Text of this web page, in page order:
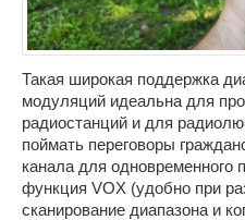
Такая широкая поддержка
модуляций идеальна для
радиостанций и для
поймать переговоры
канала для одновременного
функция VOX (удобно при
сканирование диапазона и